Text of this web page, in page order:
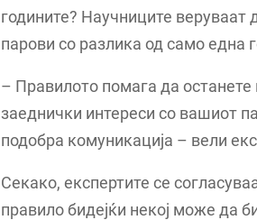
годините? Научниците
парови со разлика од само една
– Правилото помага да останете
заеднички интереси со вашиот
подобра комуникација – вели
Секако, експертите се
правило бидејќи некој може да